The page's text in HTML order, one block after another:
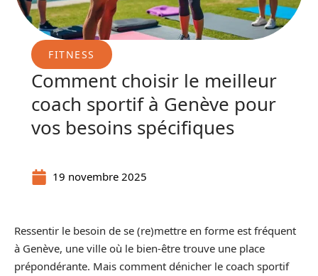
FITNESS
Comment choisir le meilleur
coach sportif à Genève pour
vos besoins spécifiques
19 novembre 2025
Ressentir le besoin de se (re)mettre en forme est fréquent
à Genève, une ville où le bien-être trouve une place
prépondérante. Mais comment dénicher le coach sportif